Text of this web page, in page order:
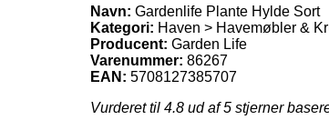
Navn: Gardenlife Plante Hylde Sort
Kategori: Haven > Havemøbler &
Producent: Garden Life
Varenummer: 86267
EAN: 5708127385707
Vurderet til 4.8 ud af 5 stjerner